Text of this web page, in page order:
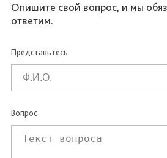
Опишите свой вопрос, и мы
ответим.
Представьтесь
Вопрос